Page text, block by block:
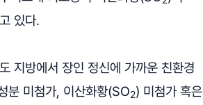
있다.
지방에서 장인 정신에 가까운 친환경
분 미첨가, 이산화황(SO2) 미첨가 혹은